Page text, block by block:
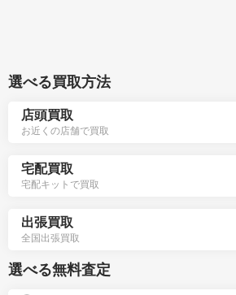
選べる買取方法
店頭買取
お近くの店舗で買取
宅配買取
宅配キットで買取
出張買取
全国出張買取
選べる無料査定